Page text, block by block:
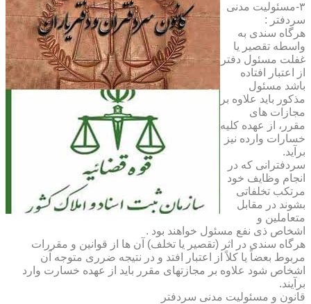
۳-مسئولیت مدنی
سردفتر :
هرگاه سندی به
واسطه تقصیر یا
غفلت مسئول دفتر
از اعتبار افتاده
باشد مسئول
مذکور باید علاوه بر
مجازات های
مقرر، از عهده کلیه
خسارات وارده نیز
برآید.
سردفترانی که در
انجام وظایف خود
مرتکب تخلفاتی
بشوند در مقابل
متعاملین و
اشخاص ذی نفع مسئول خواهند بود .
هرگاه سندی در اثر (تقصیر یا تخلف) آن ها از قوانین و مقررات
مربوط بعضاً یا کلاً از اعتبار افتد و در نتیجه ضرری متوجه آن
اشخاص شود علاوه بر مجازتهای مقرر باید از عهده خسارت وارد
برآیند.
قانون و مسئولیت مدنی سردفتر